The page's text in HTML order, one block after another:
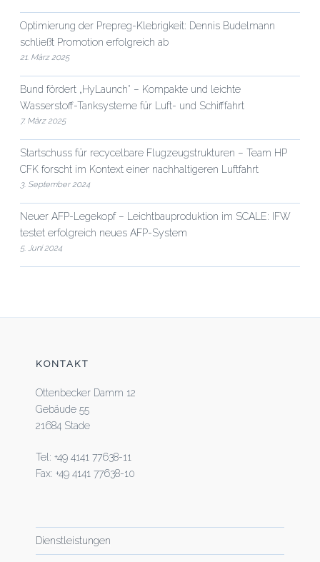
Optimierung der Prepreg-Klebrigkeit: Dennis Budelmann
schließt Promotion erfolgreich ab
21. März 2025
Bund fördert „HyLaunch“ – Kompakte und leichte
Wasserstoff-Tanksysteme für Luft- und Schifffahrt
7. März 2025
Startschuss für recycelbare Flugzeugstrukturen – Team HP
CFK forscht im Kontext einer nachhaltigeren Luftfahrt
3. September 2024
Neuer AFP-Legekopf – Leichtbauproduktion im SCALE: IFW
testet erfolgreich neues AFP-System
5. Juni 2024
KONTAKT
Ottenbecker Damm 12
Gebäude 55
21684 Stade
Tel: +49 4141 77638-11
Fax: +49 4141 77638-10
Dienstleistungen